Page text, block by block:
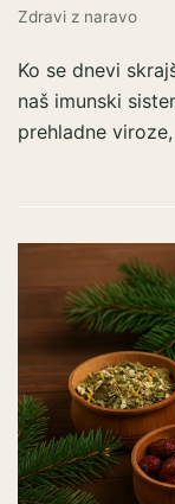
Zdravi z naravo
Ko se dnevi
naš imunski
prehladne